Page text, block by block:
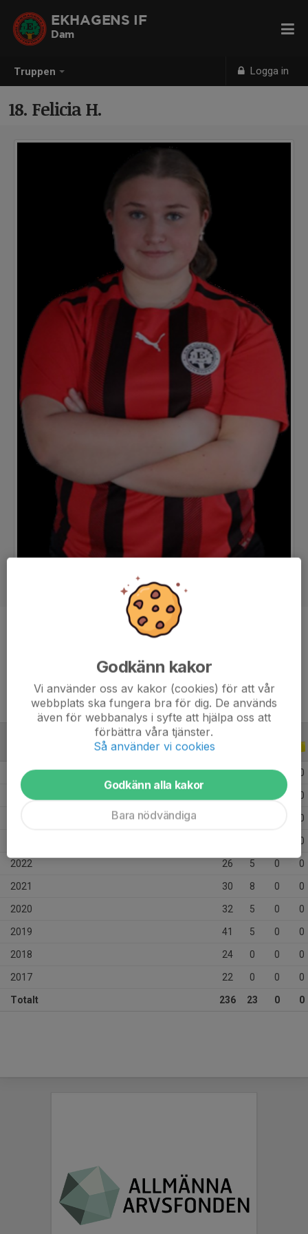
Truppen Logga in
EKHAGENS IF
Dam
18. Felicia H.
Forward
ALLA ÅR
2026 8 0 0 0
2025 0 0
0
0
2022 26 5 0 0
2021 30 8 0 0
2020 32 5 0 0
2019 41 5 0 0
2018 24 0 0 0
2017 22 0 0 0
Totalt 236 23 0 0
Godkänn kakor
Vi använder oss av kakor (cookies) för att vår
webbplats ska fungera bra för dig. De används
även för webbanalys i syfte att hjälpa oss att
förbättra våra tjänster.
Så använder vi cookies
Godkänn alla kakor
Bara nödvändiga